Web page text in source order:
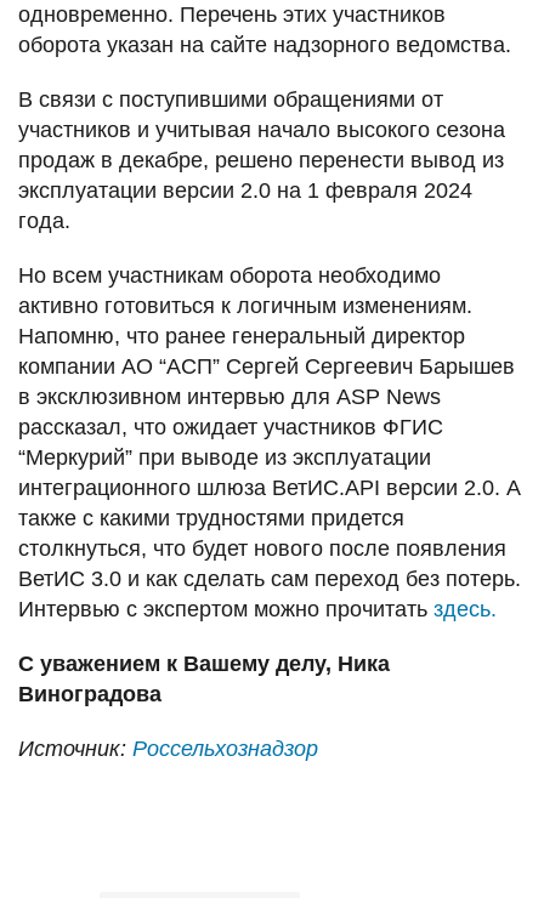
одновременно. Перечень этих участников
оборота указан на сайте надзорного ведомства.
В связи с поступившими обращениями от
участников и учитывая начало высокого сезона
продаж в декабре, решено перенести вывод из
эксплуатации версии 2.0 на 1 февраля 2024
года.
Но всем участникам оборота необходимо
активно готовиться к логичным изменениям.
Напомню, что ранее генеральный директор
компании АО “АСП” Сергей Сергеевич Барышев
в эксклюзивном интервью для ASP News
рассказал, что ожидает участников ФГИС
“Меркурий” при выводе из эксплуатации
интеграционного шлюза ВетИС.API версии 2.0. А
также с какими трудностями придется
столкнуться, что будет нового после появления
ВетИС 3.0 и как сделать сам переход без потерь.
Интервью с экспертом можно прочитать здесь.
С уважением к Вашему делу, Ника
Виноградова
Источник: Россельхознадзор